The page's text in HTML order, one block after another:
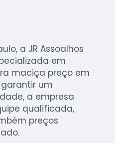
a JR Assoalhos
em
maciça preço em
um
a empresa
qualificada,
preços